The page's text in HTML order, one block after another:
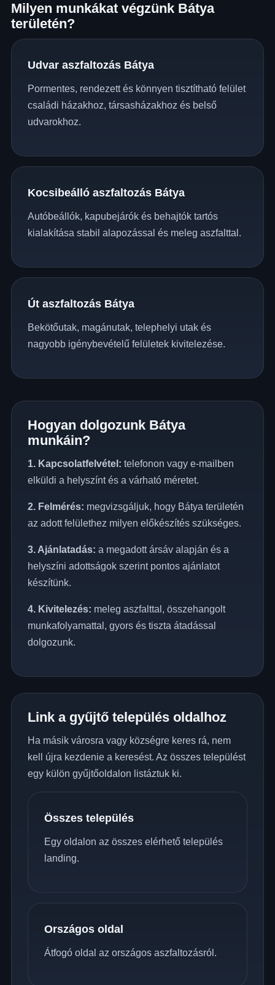
Milyen munkákat végzünk Bátya
területén?
Udvar aszfaltozás Bátya
Pormentes, rendezett és könnyen tisztítható felület
családi házakhoz, társasházakhoz és belső
udvarokhoz.
Kocsibeálló aszfaltozás Bátya
Autóbeállók, kapubejárók és behajtók tartós
kialakítása stabil alapozással és meleg aszfalttal.
Út aszfaltozás Bátya
Bekötőutak, magánutak, telephelyi utak és
nagyobb igénybevételű felületek kivitelezése.
Hogyan dolgozunk Bátya
munkáin?
1. Kapcsolatfelvétel: telefonon vagy e-mailben
elküldi a helyszínt és a várható méretet.
2. Felmérés: megvizsgáljuk, hogy Bátya területén
az adott felülethez milyen előkészítés szükséges.
3. Ajánlatadás: a megadott ársáv alapján és a
helyszíni adottságok szerint pontos ajánlatot
készítünk.
4. Kivitelezés: meleg aszfalttal, összehangolt
munkafolyamattal, gyors és tiszta átadással
dolgozunk.
Link a gyűjtő település oldalhoz
Ha másik városra vagy községre keres rá, nem
kell újra kezdenie a keresést. Az összes települést
egy külön gyűjtőoldalon listáztuk ki.
Összes település
Egy oldalon az összes elérhető település
landing.
Országos oldal
Átfogó oldal az országos aszfaltozásról.